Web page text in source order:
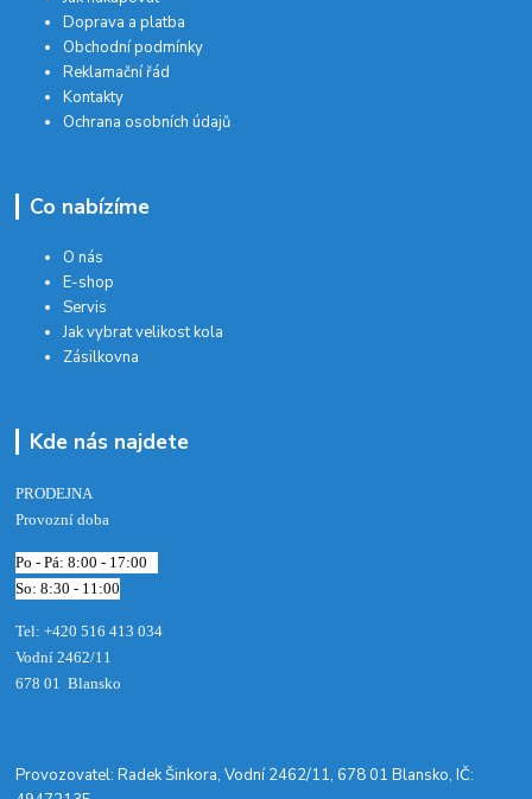
Doprava a platba
Obchodní podmínky
Reklamační řád
Kontakty
Ochrana osobních údajů
Co nabízíme
O nás
E-shop
Servis
Jak vybrat velikost kola
Zásilkovna
Kde nás najdete
PRODEJNA
Provozní doba
Po - Pá: 8:00 - 17:00
So: 8:30 - 11:00
Tel: +420 516 413 034‬
Vodní 2462/11
678 01 Blansko
​Provozovatel: Radek Šinkora, Vodní 2462/11, 678 01 Blansko, IČ: